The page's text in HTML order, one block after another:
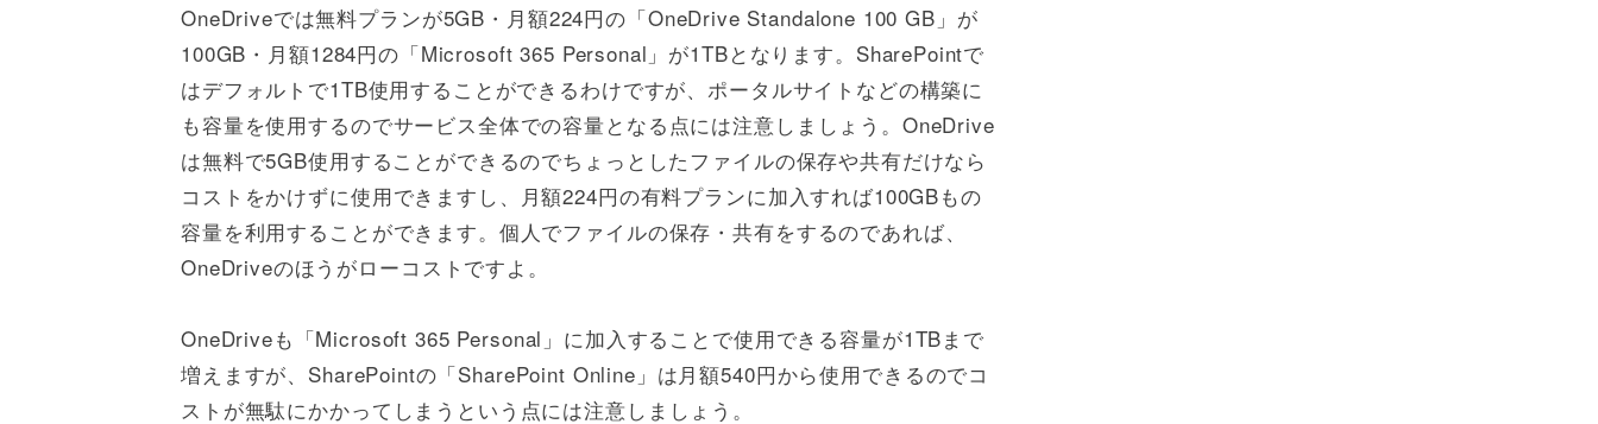
OneDriveでは無料プランが5GB・月額224円の「OneDrive Standalone 100 GB」が
100GB・月額1284円の「Microsoft 365 Personal」が1TBとなります。SharePointで
はデフォルトで1TB使用することができるわけですが、ポータルサイトなどの構築に
も容量を使用するのでサービス全体での容量となる点には注意しましょう。OneDrive
は無料で5GB使用することができるのでちょっとしたファイルの保存や共有だけなら
コストをかけずに使用できますし、月額224円の有料プランに加入すれば100GBもの
容量を利用することができます。個人でファイルの保存・共有をするのであれば、
OneDriveのほうがローコストですよ。
OneDriveも「Microsoft 365 Personal」に加入することで使用できる容量が1TBまで
増えますが、SharePointの「SharePoint Online」は月額540円から使用できるのでコ
ストが無駄にかかってしまうという点には注意しましょう。